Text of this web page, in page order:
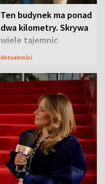
Ten budynek ma ponad
dwa kilometry. Skrywa
wiele tajemnic
Aktualności